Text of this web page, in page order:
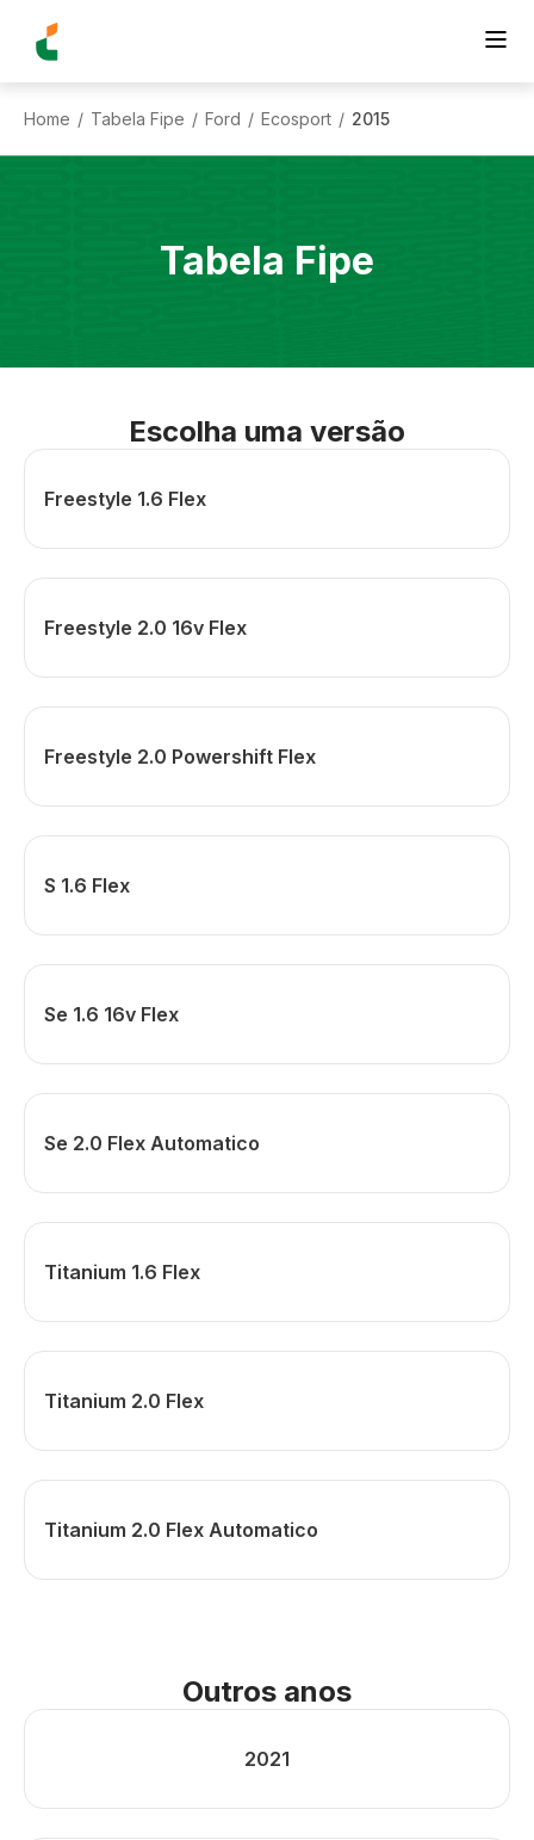
Home / Tabela Fipe / Ford / Ecosport / 2015
Tabela Fipe
Escolha uma versão
Freestyle 1.6 Flex
Freestyle 2.0 16v Flex
Freestyle 2.0 Powershift Flex
S 1.6 Flex
Se 1.6 16v Flex
Se 2.0 Flex Automatico
Titanium 1.6 Flex
Titanium 2.0 Flex
Titanium 2.0 Flex Automatico
Outros anos
2021